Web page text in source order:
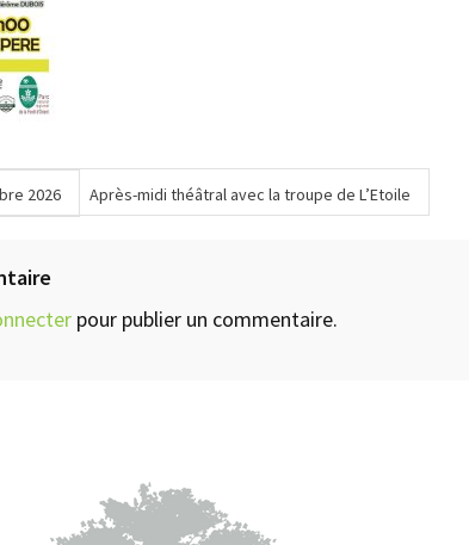
2026 Après-midi théâtral avec la troupe de L’Etoile
pour publier un commentaire.